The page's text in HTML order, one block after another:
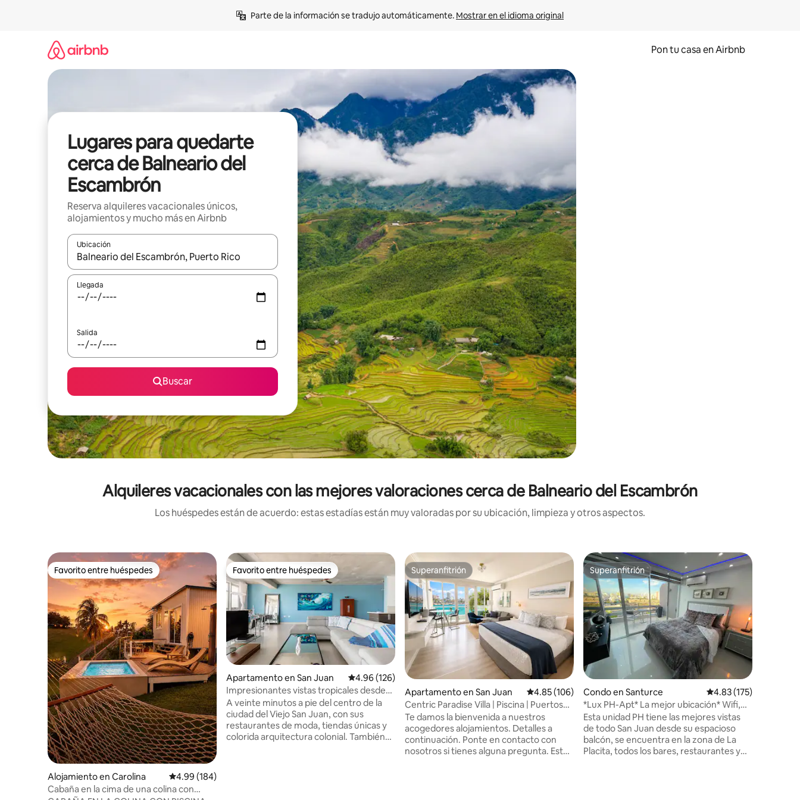
Parte de la información se tradujo automáticamente. Mostrar en el idioma original
Pon tu casa en Airbnb
Lugares para quedarte
cerca de Balneario del
Escambrón
Reserva alquileres vacacionales únicos,
alojamientos y mucho más en Airbnb
Ubicación
Cuando los resultados estén disponibles, navega con las teclas de flecha hacia arriba y hacia abajo o explora con el tacto o desliza el dedo.
Llegada
Salida
Buscar
Alquileres vacacionales con las mejores valoraciones cerca de Balneario del Escambrón
Los huéspedes están de acuerdo: estas estadías están muy valoradas por su ubicación, limpieza y otros aspectos.
Favorito entre huéspedes
Favorito entre huéspedes
Alojamiento en Carolina Calificación promedio: 4.99 de 5, 184 reseñas
4.99 (184)
Cabaña en la cima de una colina con
Favorito entre huéspedes
Favorito entre huéspedes
Apartamento en San Juan Calificación promedio: 4.96 de 5, 126 reseñas
4.96 (126)
Impresionantes vistas tropicales desde
un ático moderno
A veinte minutos a pie del centro de la
ciudad del Viejo San Juan, con sus
restaurantes de moda, tiendas únicas y
colorida arquitectura colonial. También
Superanfitrión
Superanfitrión
Apartamento en San Juan Calificación promedio: 4.85 de 5, 106 reseñas
4.85 (106)
Centric Paradise Villa | Piscina | Puertos
de cruceros
Te damos la bienvenida a nuestros
acogedores alojamientos. Detalles a
continuación. Ponte en contacto con
nosotros si tienes alguna pregunta. Esta
Superanfitrión
Superanfitrión
Condo en Santurce Calificación promedio:
4.83 (175)
*Lux PH-Apt* La mejor ubicación* Wifi,
lavadora/secadora, check-in 24/7
Esta unidad PH tiene las mejores vistas
de todo San Juan desde su espacioso
balcón, se encuentra en la zona de La
Placita, todos los bares, restaurantes y